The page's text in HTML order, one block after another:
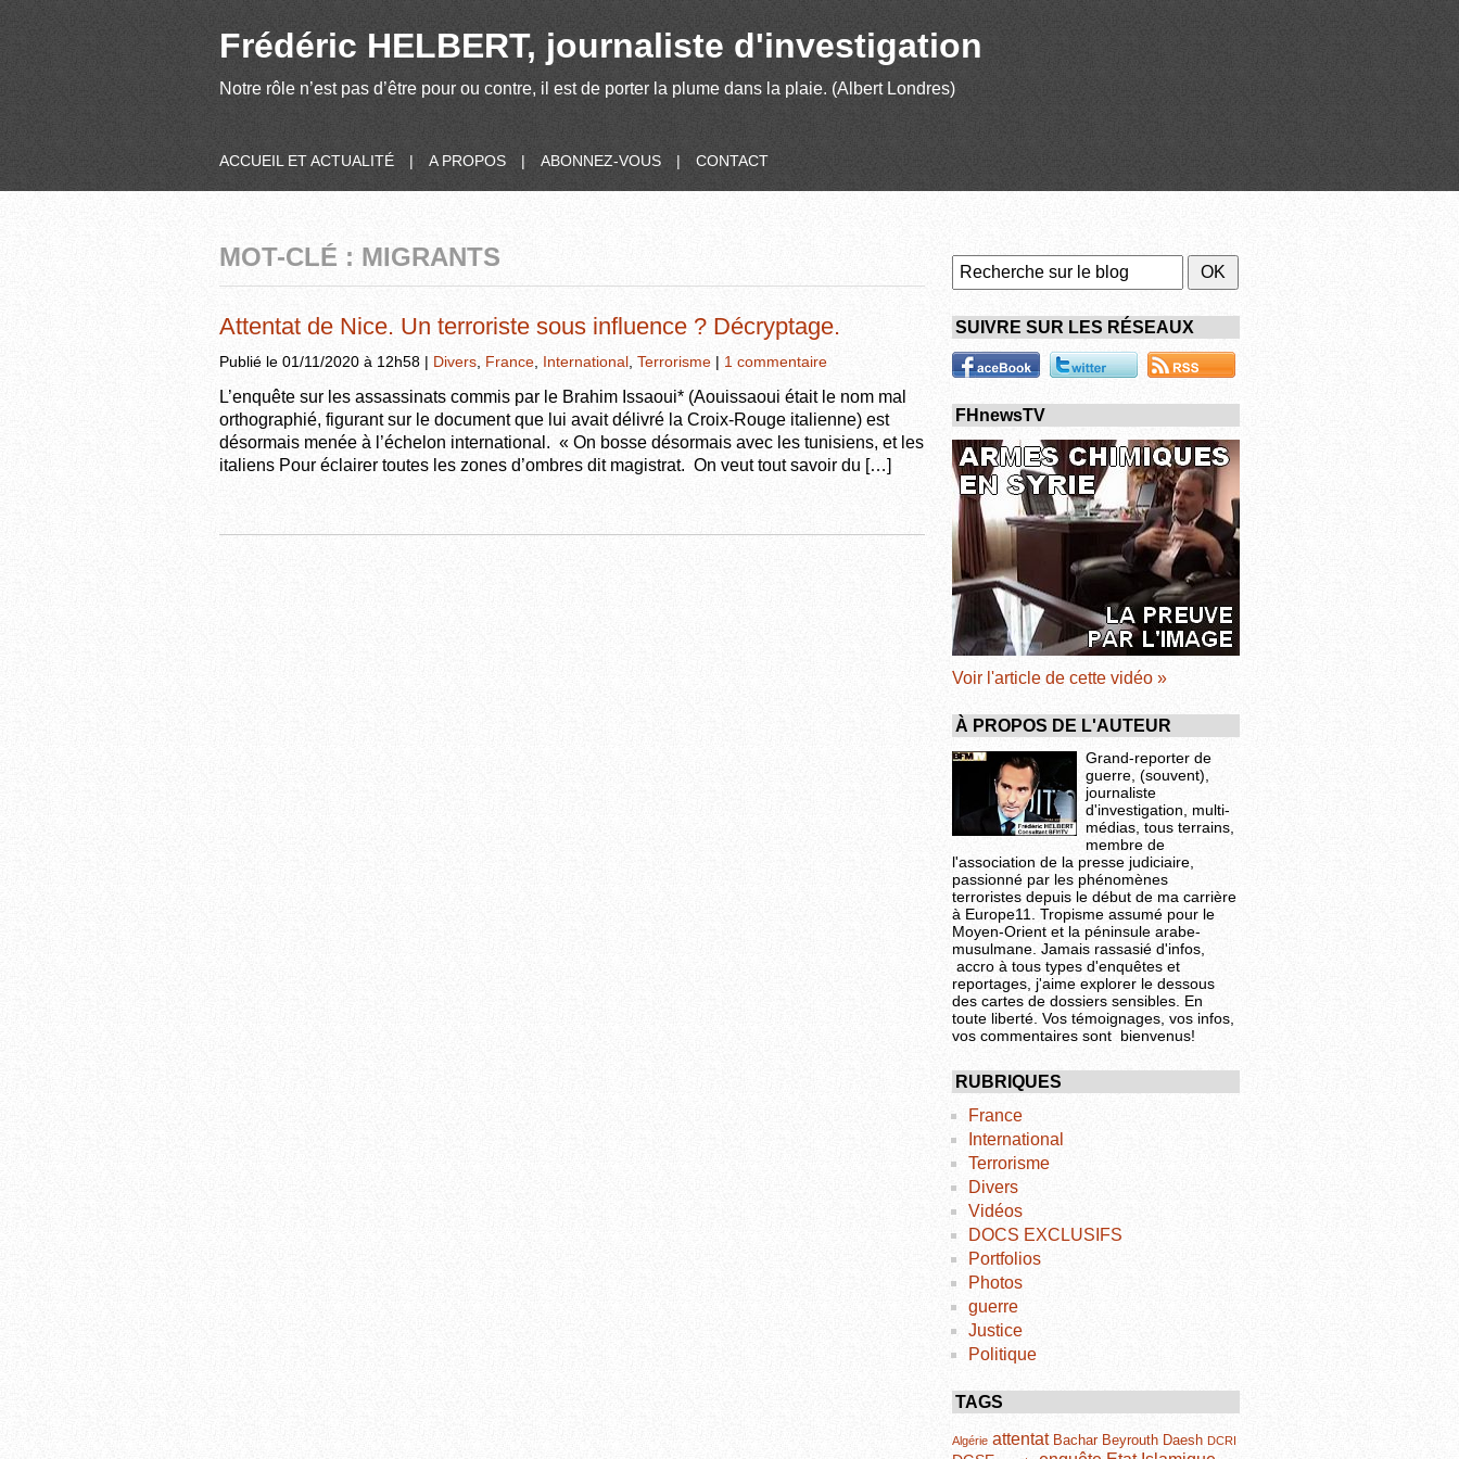
Frédéric HELBERT, journaliste d'investigation
Notre rôle n’est pas d’être pour ou contre, il est de porter la plume dans la plaie. (Albert Londres)
ACCUEIL ET ACTUALITÉ | A PROPOS | ABONNEZ-VOUS | CONTACT
MOT-CLÉ : MIGRANTS
Attentat de Nice. Un terroriste sous influence ? Décryptage.
Publié le 01/11/2020 à 12h58 | Divers France International Terrorisme | 1 commentaire
L’enquête sur les assassinats commis par le Brahim Issaoui* (Aouissaoui était le nom mal
orthographié, figurant sur le document que lui avait délivré la Croix-Rouge italienne) est
désormais menée à l’échelon international. « On bosse désormais avec les tunisiens, et les
italiens Pour éclairer toutes les zones d’ombres dit magistrat. On veut tout savoir du […]
SUIVRE SUR LES RÉSEAUX
FHnewsTV
Voir l'article de cette vidéo »
À PROPOS DE L'AUTEUR
Grand-reporter de
guerre, (souvent),
journaliste
d'investigation, multi-
médias, tous terrains,
membre de
l'association de la presse judiciaire,
passionné par les phénomènes
terroristes depuis le début de ma carrière
à Europe11. Tropisme assumé pour le
Moyen-Orient et la péninsule arabe-
musulmane. Jamais rassasié d'infos,
accro à tous types d'enquêtes et
reportages, j'aime explorer le dessous
des cartes de dossiers sensibles. En
toute liberté. Vos témoignages, vos infos,
vos commentaires sont bienvenus!
RUBRIQUES
France
International
Terrorisme
Divers
Vidéos
DOCS EXCLUSIFS
Portfolios
Photos
guerre
Justice
Politique
TAGS
Algérie attentat Bachar Beyrouth Daesh DCRI